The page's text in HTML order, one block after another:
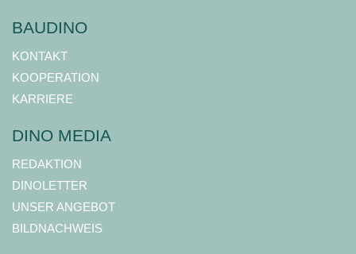
BAUDINO
KONTAKT
KOOPERATION
KARRIERE
DINO MEDIA
REDAKTION
DINOLETTER
UNSER ANGEBOT
BILDNACHWEIS